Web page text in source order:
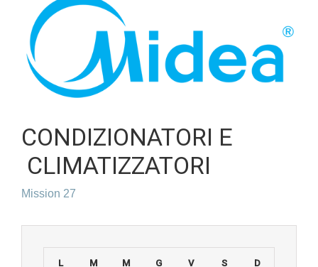
CONDIZIONATORI E
CLIMATIZZATORI
Mission 27
L M M G V S D